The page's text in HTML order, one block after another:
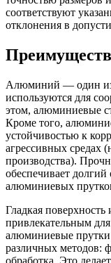
соответствуют
отклонения в
Алюминий — один из
используются для
этом, алюминиевые
Кроме того,
устойчивостью к
агрессивных средах
производства).
обеспечивает
алюминиевых
Гладкая
привлекательным
алюминиевые
различных методов:
обработка. Это